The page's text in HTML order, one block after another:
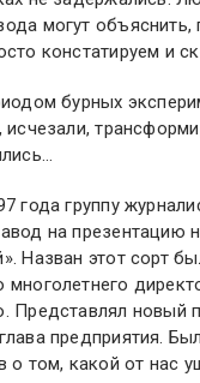
могут объяснить,
констатируем и
бурных
исчезали,
года группу
на презентацию
Назван этот сорт
многолетнего
Представлял новый
предприятия.
о том, какой от нас